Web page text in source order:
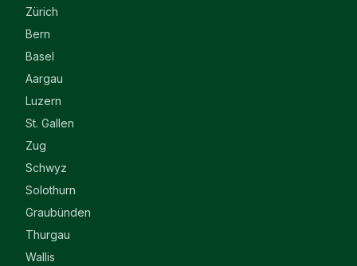
Zürich
Bern
Basel
Aargau
Luzern
St. Gallen
Zug
Schwyz
Solothurn
Graubünden
Thurgau
Wallis